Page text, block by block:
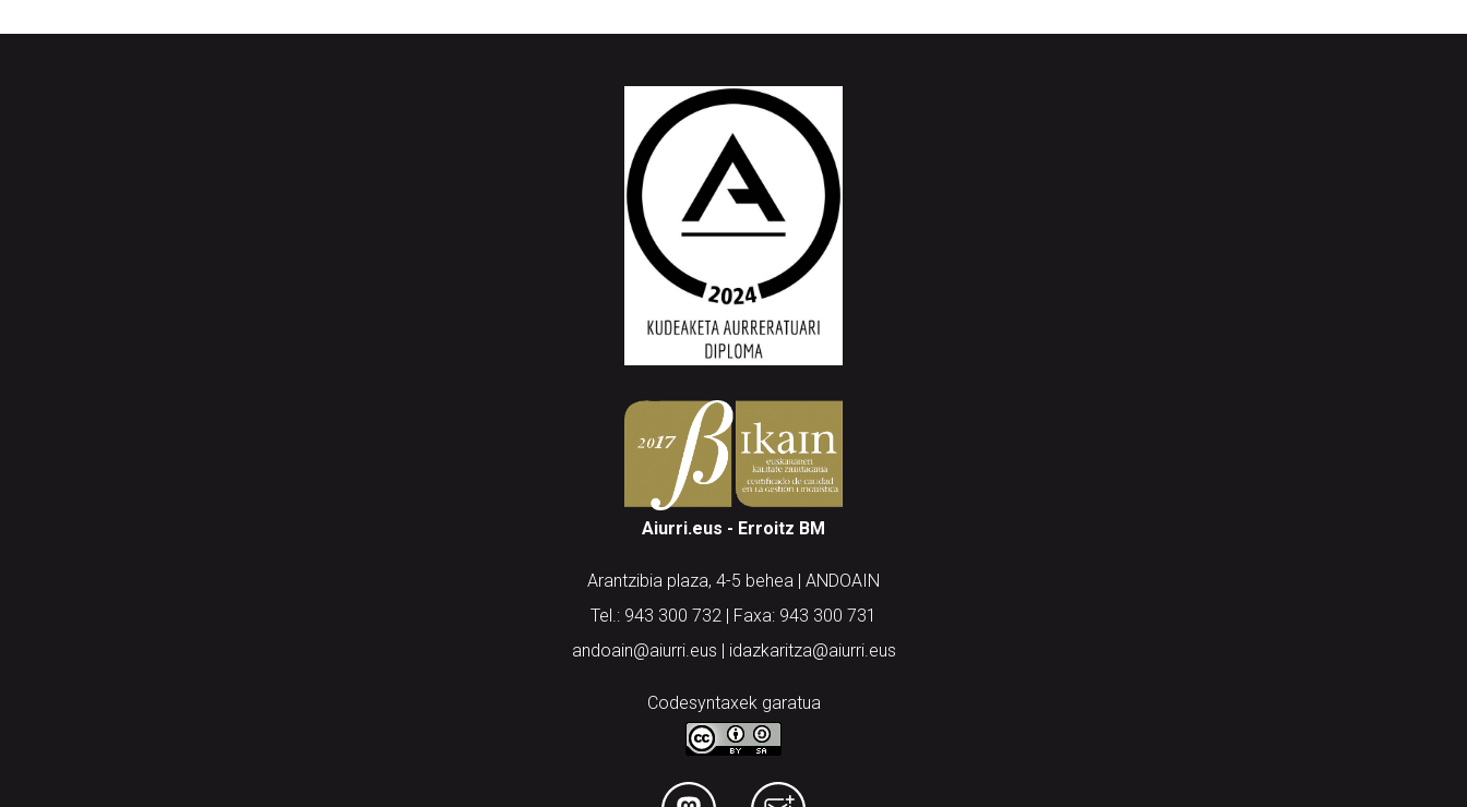
Aiurri.eus - Erroitz BM
Arantzibia plaza, 4-5 behea | ANDOAIN
Tel.: 943 300 732 | Faxa: 943 300 731
andoain@aiurri.eus | idazkaritza@aiurri.eus
Codesyntaxek garatua